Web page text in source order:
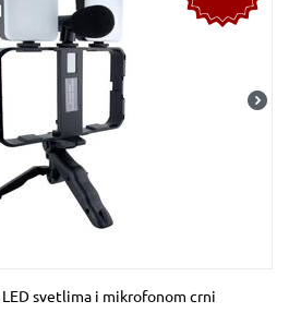
svetlima i mikrofonom crni